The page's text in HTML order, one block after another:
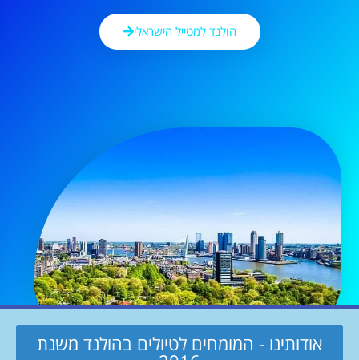
הולנד למטייל הישראלי
אודותינו - המומחים לטיולים בהולנד משנת